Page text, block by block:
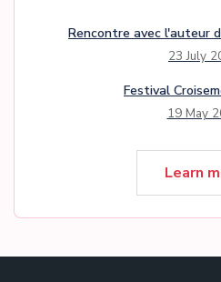
Rencontre avec l'auteur
23 July
Festival
19 May
Learn